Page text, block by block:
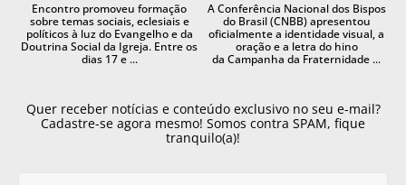
Encontro promoveu formação
sobre temas sociais, eclesiais e
políticos à luz do Evangelho e da
Doutrina Social da Igreja. Entre os
dias 17 e ...
A Conferência Nacional dos Bispos
do Brasil (CNBB) apresentou
oficialmente a identidade visual, a
oração e a letra do hino
da Campanha da Fraternidade ...
Quer receber notícias e conteúdo exclusivo no seu e-mail?
Cadastre-se agora mesmo! Somos contra SPAM, fique
tranquilo(a)!